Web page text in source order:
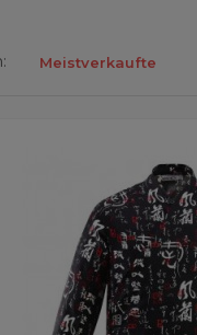
Meistverkaufte